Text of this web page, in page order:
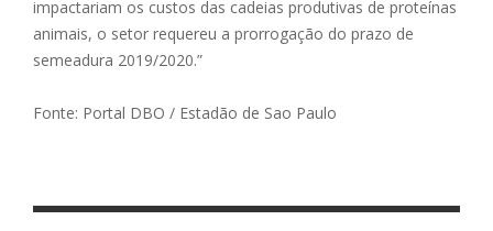
impactariam os custos das cadeias produtivas de proteínas
animais, o setor requereu a prorrogação do prazo de
semeadura 2019/2020.”
Fonte: Portal DBO / Estadão de Sao Paulo